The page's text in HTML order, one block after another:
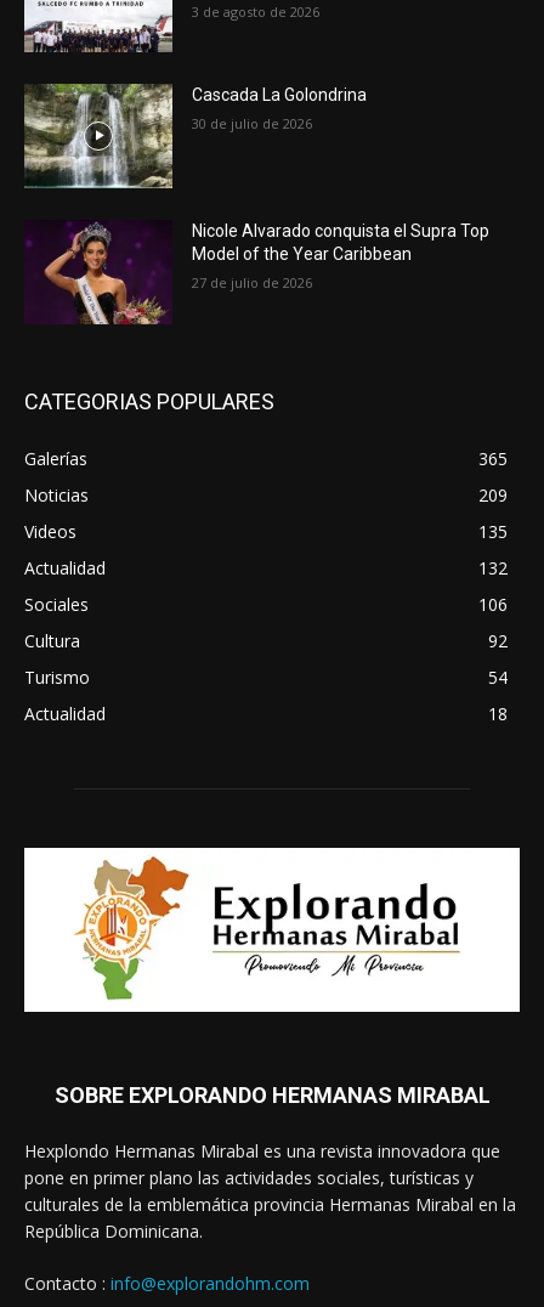
3 de agosto de 2026
Cascada La Golondrina
30 de julio de 2026
Nicole Alvarado conquista el Supra Top
Model of the Year Caribbean
27 de julio de 2026
CATEGORIAS POPULARES
Galerías
365
Noticias
209
Videos
135
Actualidad
132
Sociales
106
Cultura
92
Turismo
54
Actualidad
18
SOBRE EXPLORANDO HERMANAS MIRABAL
Hexplondo Hermanas Mirabal es una revista innovadora que
pone en primer plano las actividades sociales, turísticas y
culturales de la emblemática provincia Hermanas Mirabal en la
República Dominicana.
Contacto : info@explorandohm.com